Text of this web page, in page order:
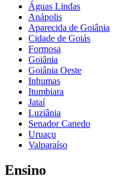
Águas Lindas
Anápolis
Aparecida de Goiânia
Cidade de Goiás
Formosa
Goiânia
Goiânia Oeste
Inhumas
Itumbiara
Jataí
Luziânia
Senador Canedo
Uruaçu
Valparaíso
Ensino